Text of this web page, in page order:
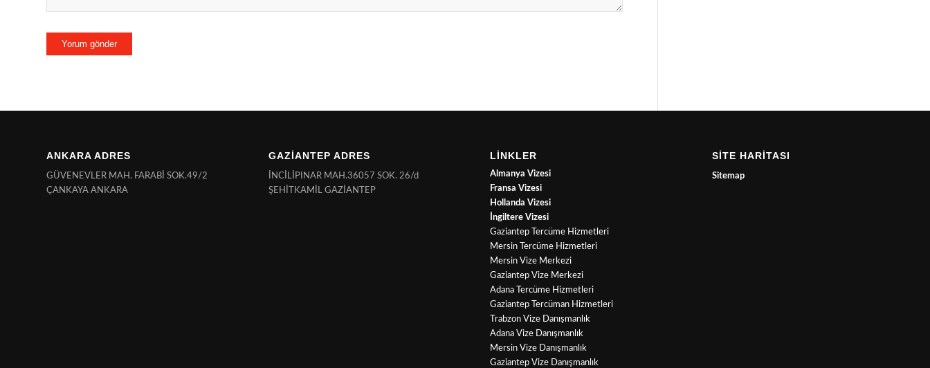
ANKARA ADRES
GÜVENEVLER MAH. FARABİ SOK.49/2
ÇANKAYA ANKARA
GAZİANTEP ADRES
İNCİLİPINAR MAH.36057 SOK. 26/d
ŞEHİTKAMİL GAZİANTEP
LİNKLER
Almanya Vizesi
Fransa Vizesi
Hollanda Vizesi
İngiltere Vizesi
Gaziantep Tercüme Hizmetleri
Mersin Tercüme Hizmetleri
Mersin Vize Merkezi
Gaziantep Vize Merkezi
Adana Tercüme Hizmetleri
Gaziantep Tercüman Hizmetleri
Trabzon Vize Danışmanlık
Adana Vize Danışmanlık
Mersin Vize Danışmanlık
Gaziantep Vize Danışmanlık
SİTE HARİTASI
Sitemap